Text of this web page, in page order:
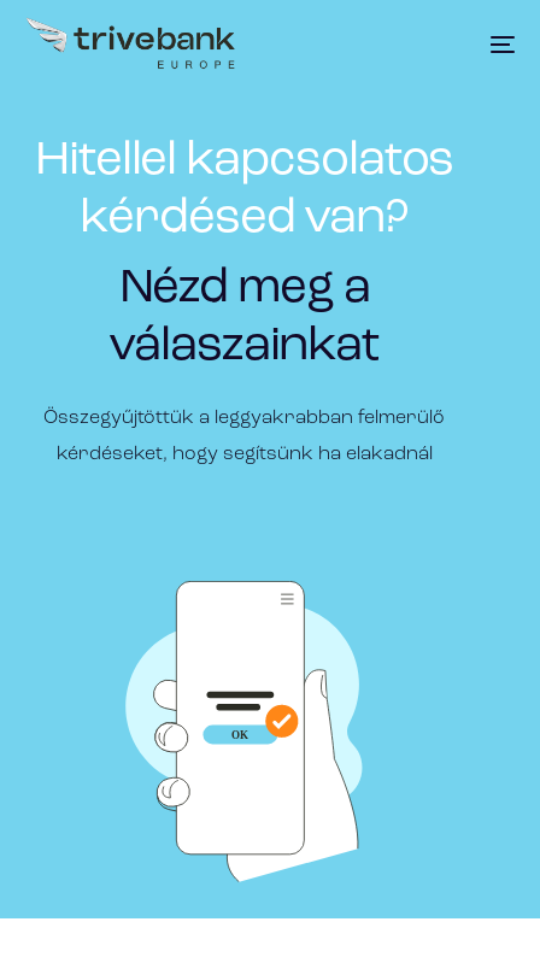
Hitellel kapcsolatos
kérdésed van?
Nézd meg a
válaszainkat
Összegyűjtöttük a leggyakrabban felmerülő
kérdéseket, hogy segítsünk ha elakadnál